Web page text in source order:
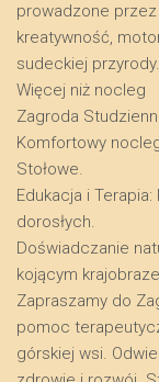
prowadzone
kreatywność,
sudeckiej przyrody.
​Więcej niż nocleg
​Zagroda
​Komfortowy
Stołowe.
​Edukacja i
dorosłych.
​Doświadczanie
kojącym
​Zapraszamy do
pomoc
górskiej wsi.